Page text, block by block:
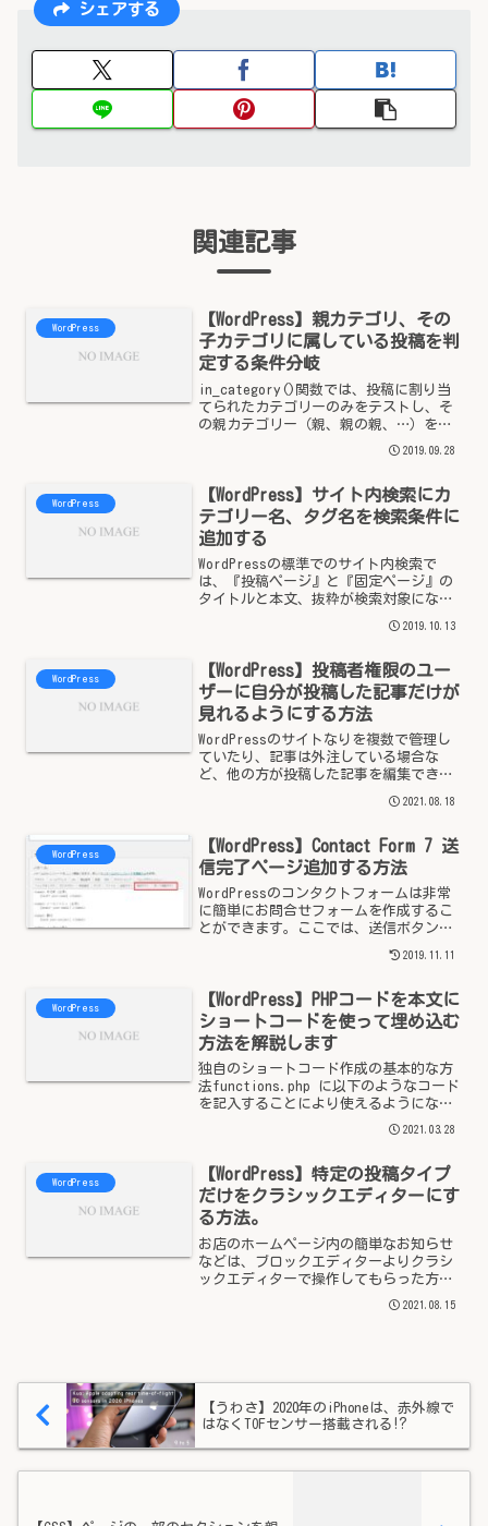
シェアする
関連記事
WordPress
【WordPress】親カテゴリ、その
子カテゴリに属している投稿を判
定する条件分岐
in_category()関数では、投稿に割り当
てられたカテゴリーのみをテストし、そ
の親カテゴリー（親、親の親、…）を対
ありますが、要は、親カテゴリまたは、
テゴリの投稿...
2019.09.28
WordPress
【WordPress】サイト内検索にカ
テゴリー名、タグ名を検索条件に
追加する
WordPressの標準でのサイト内検索で
は、『投稿ページ』と『固定ページ』の
タイトルと本文、抜粋が検索対象になっ
象ではありません。そこで、こちらで
広げる方法の備忘録...
2019.10.13
WordPress
【WordPress】投稿者権限のユー
ザーに自分が投稿した記事だけが
見れるようにする方法
WordPressのサイトなりを複数で管理し
ていたり、記事は外注している場合な
ど、他の方が投稿した記事を編集できた
場合もあります。投稿者権限のユーザー
function s...
2021.08.18
WordPress
【WordPress】Contact Form 7 送
信完了ページ追加する方法
WordPressのコンタクトフォームは非常
に簡単にお問合せフォームを作成するこ
とができます。ここでは、送信ボタンを
ジの作成方法をご案内します。例えば、
バージョンの測定...
2019.11.11
WordPress
【WordPress】PHPコードを本文に
ショートコードを使って埋め込む
方法を解説します
独自のショートコード作成の基本的な方
法functions.php に以下のようなコード
を記入することにより使えるようになり
ます。function shortcode_sample_1()
{ return '<p>これは文字列だけを出力
2021.03.28
WordPress
【WordPress】特定の投稿タイプ
だけをクラシックエディターにす
る方法。
お店のホームページ内の簡単なお知らせ
などは、ブロックエディターよりクラシ
ックエディターで操作してもらった方が
分かりやすい場合があります。こちらで
は、投稿タイプが『ニュース』の場合の
2021.08.15
【うわさ】2020年のiPhoneは、赤外線で
はなくTOFセンサー搭載される⁉